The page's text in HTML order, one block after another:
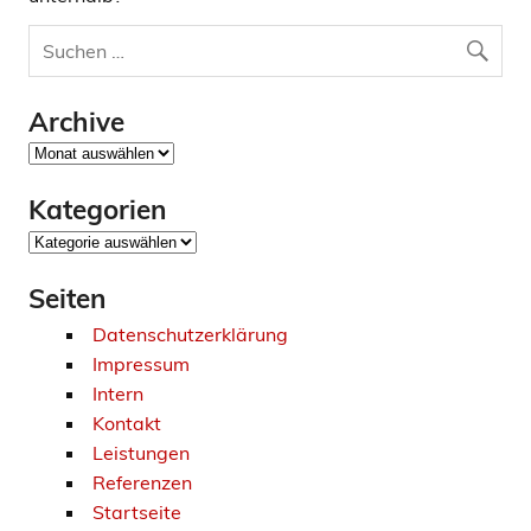
Archive
Archive
Kategorien
Kategorien
Seiten
Datenschutzerklärung
Impressum
Intern
Kontakt
Leistungen
Referenzen
Startseite